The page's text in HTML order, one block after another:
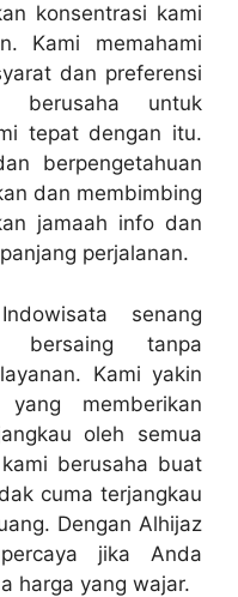
konsentrasi kami
Kami memahami
dan preferensi
untuk
tepat dengan itu.
berpengetahuan
dan membimbing
jamaah info dan
perjalanan.
senang
bersaing tanpa
Kami yakin
memberikan
oleh semua
berusaha buat
cuma terjangkau
Dengan Alhijaz
jika Anda
harga yang wajar.